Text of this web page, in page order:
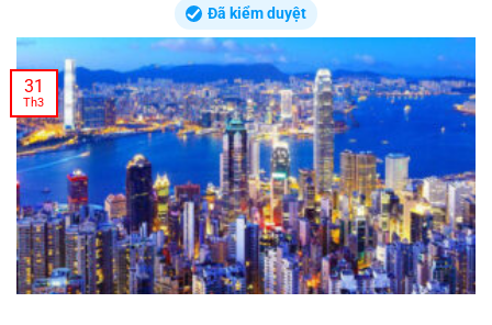
Đã kiểm duyệt
31
Th3